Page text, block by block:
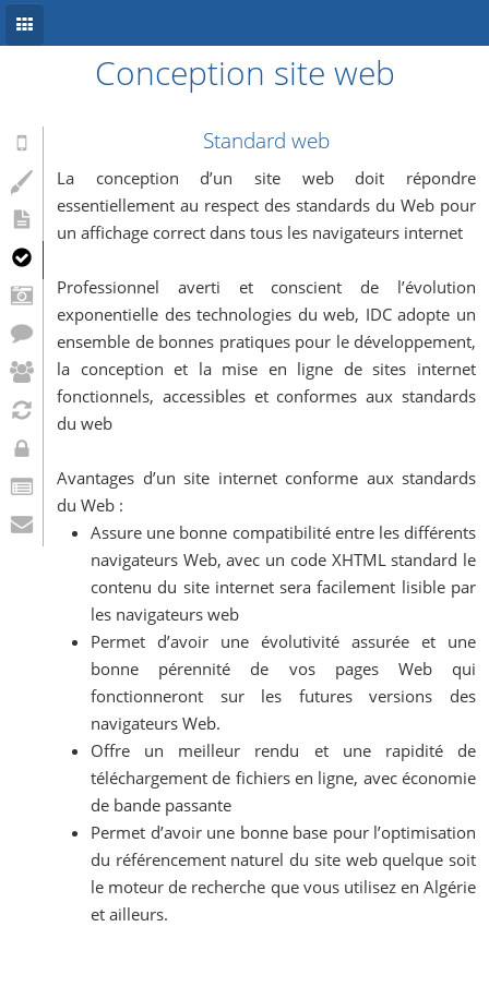
Accueil
Développement mobile
Informations
Conception site web
Standard web
La conception d’un site web doit répondre
essentiellement au respect des standards du Web pour
un affichage correct dans tous les navigateurs internet
Professionnel averti et conscient de l’évolution
exponentielle des technologies du web, IDC adopte un
ensemble de bonnes pratiques pour le développement,
la conception et la mise en ligne de sites internet
fonctionnels, accessibles et conformes aux standards
du web
Avantages d’un site internet conforme aux standards
du Web :
Assure une bonne compatibilité entre les différents
navigateurs Web, avec un code XHTML standard le
contenu du site internet sera facilement lisible par
les navigateurs web
Permet d’avoir une évolutivité assurée et une
bonne pérennité de vos pages Web qui
fonctionneront sur les futures versions des
navigateurs Web.
Offre un meilleur rendu et une rapidité de
téléchargement de fichiers en ligne, avec économie
de bande passante
Permet d’avoir une bonne base pour l’optimisation
du référencement naturel du site web quelque soit
le moteur de recherche que vous utilisez en Algérie
et ailleurs.